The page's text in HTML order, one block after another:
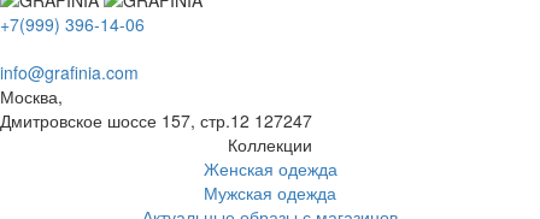
+7(999) 396-14-06
info@grafinia.com
Москва,
Дмитровское шоссе 157, стр.12 127247
Коллекции
Женская одежда
Мужская одежда